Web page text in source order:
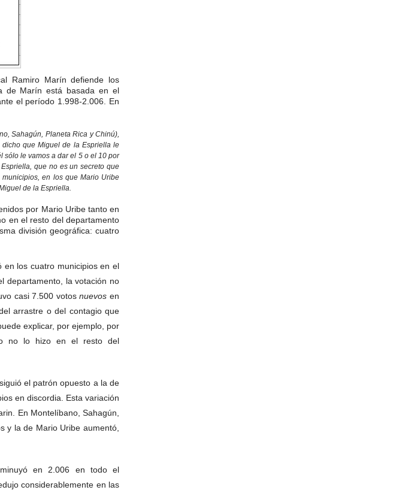
Ramiro Marín defiende los
de Marín está basada en el
el período 1.998-2.006. En
Sahagún, Planeta Rica y Chinú),
que Miguel de la Espriella le
sólo le vamos a dar el 5 o el 10 por
que no es un secreto que
en los que Mario Uribe
de la Espriella.
por Mario Uribe tanto en
en el resto del departamento
división geográfica: cuatro
en los cuatro municipios en el
departamento, la votación no
casi 7.500 votosnuevos en
arrastre o del contagio que
explicar, por ejemplo, por
no lo hizo en el resto del
el patrón opuesto a la de
en discordia. Esta variación
En Montelíbano, Sahagún,
y la de Mario Uribe aumentó,
en 2.006 en todo el
considerablemente en las